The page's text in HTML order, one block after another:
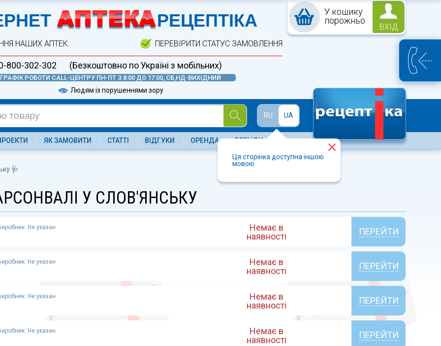
У кошику
порожньо
ВХІД
АПТЕКА
РЕЦЕПТІКА
НАШИХ АПТЕК ПЕРЕВІРИТИ СТАТУС ЗАМОВЛЕННЯ
800-302-302 (Безкоштовно по Україні з мобільних)
ГРАФІК РОБОТИ CALL-ЦЕНТРУ ПН-ПТ З 8:00 ДО 17:00, СБ,НД-ВИХІДНИЙ
Людям із порушеннями зору
RU UA
Ця сторінка доступна іншою
мовою
ЯК ЗАМОВИТИ СТАТТІ ВІДГУКИ ОРЕНДА БРЕНДИ
🩺
У СЛОВ'ЯНСЬКУ
Не указан
Немає в
наявності
ПЕРЕЙТИ
Не указан
Немає в
наявності
ПЕРЕЙТИ
Не указан
Немає в
наявності
ПЕРЕЙТИ
Не указан
Немає в
наявності
ПЕРЕЙТИ